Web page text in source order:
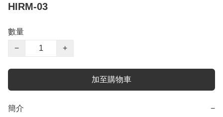
HIRM-03
數量
−
+
加至購物車
簡介 −